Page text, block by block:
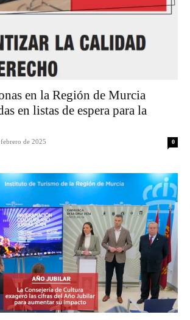
en la Región de Murcia
en listas de espera para la
de 2025 0